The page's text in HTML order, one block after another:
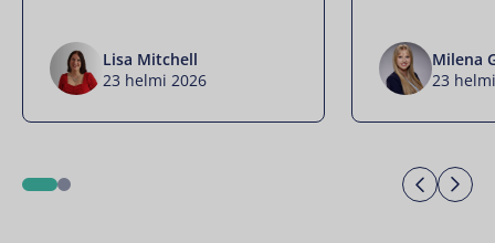
Lisa Mitchell
23 helmi 2026
Milena
23
1